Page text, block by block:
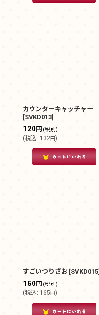
カウンターキャッチャー
[SVKD013]
120円 (税別)
(税込: 132円)
すごいつりざお [SVKD015]
150円 (税別)
(税込: 165円)